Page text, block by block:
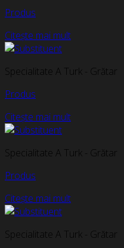
Produs
Citește mai mult
Specialitate A Turk - Grătar
Produs
Citește mai mult
Specialitate A Turk - Grătar
Produs
Citește mai mult
Specialitate A Turk - Grătar